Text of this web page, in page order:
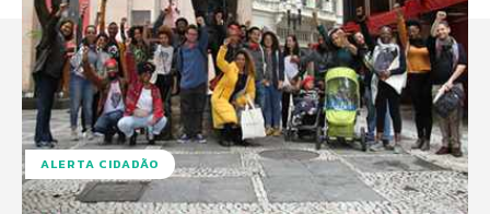
ALERTA CIDADÃO